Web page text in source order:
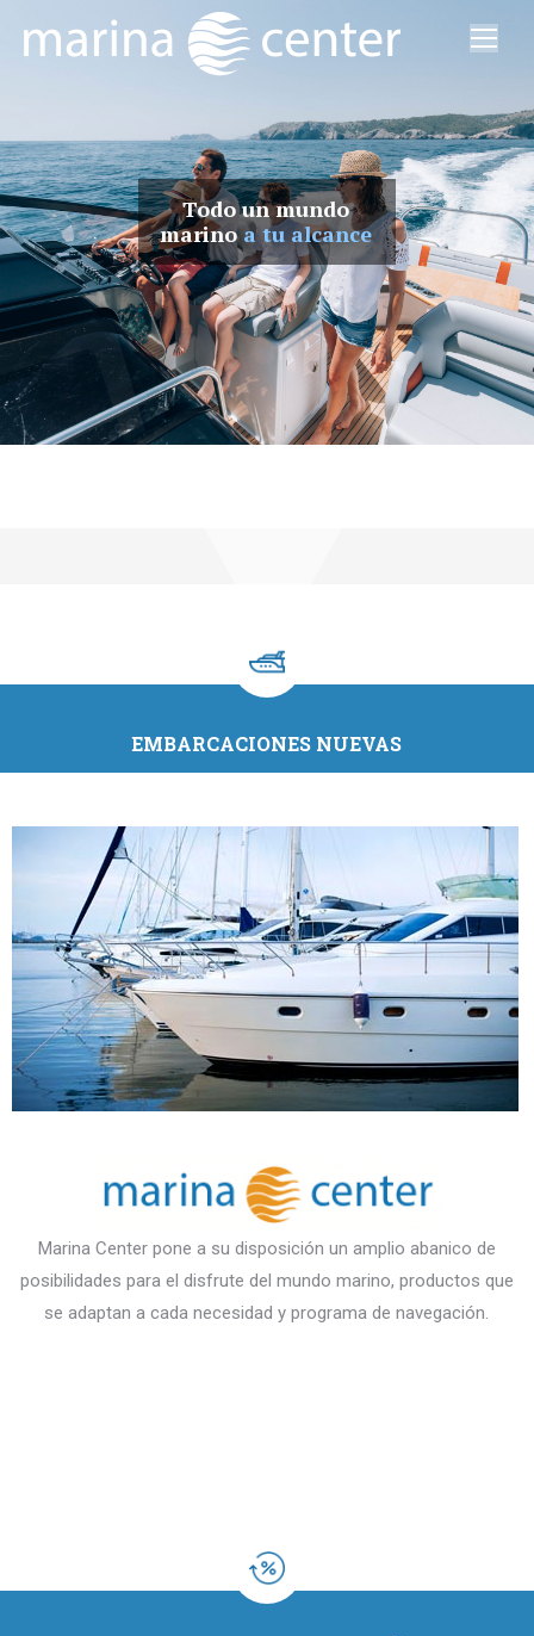
Todo un mundo
marinoa tu alcance
EMBARCACIONES NUEVAS
Marina Center pone a su disposición un amplio abanico de
posibilidades para el disfrute del mundo marino, productos que
se adaptan a cada necesidad y programa de navegación.